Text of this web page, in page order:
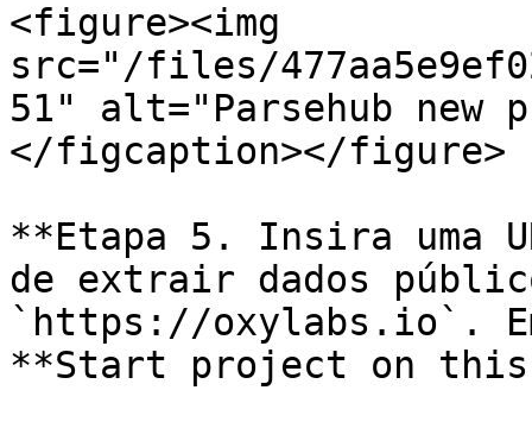
<figure><img
src="/files/
51" alt="Parsehub new
</figcaption></figure>
**Etapa 5. Insira uma
de extrair dados
`https://oxylabs.io`.
**Start project on this